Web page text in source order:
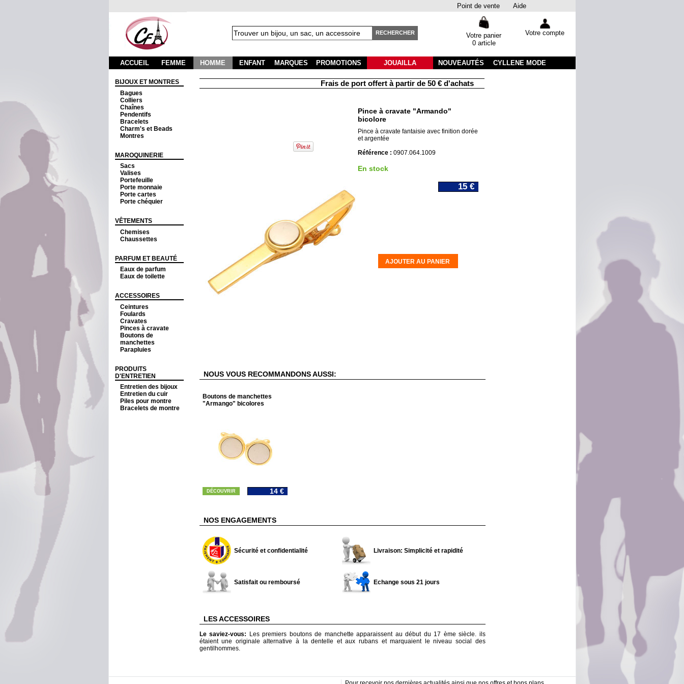
Point de vente Aide
RECHERCHER
Votre panier
0 article
Votre compte
ACCUEIL FEMME HOMME ENFANT MARQUES PROMOTIONS JOUAILLA NOUVEAUTÉS CYLLENE MODE
BIJOUX ET MONTRES
Bagues
Colliers
Chaînes
Pendentifs
Bracelets
Charm's et Beads
Montres
MAROQUINERIE
Sacs
Valises
Portefeuille
Porte monnaie
Porte cartes
Porte chéquier
VÊTEMENTS
Chemises
Chaussettes
PARFUM ET BEAUTÉ
Eaux de parfum
Eaux de toilette
ACCESSOIRES
Ceintures
Foulards
Cravates
Pinces à cravate
Boutons de
manchettes
Parapluies
PRODUITS
D'ENTRETIEN
Entretien des bijoux
Entretien du cuir
Piles pour montre
Bracelets de montre
Frais de port offert à partir de 50 € d'achats
Pince à cravate "Armando"
bicolore
Pince à cravate fantaisie avec finition dorée
et argentée
Référence : 0907.064.1009
En stock
15 €
AJOUTER AU PANIER
NOUS VOUS RECOMMANDONS AUSSI:
Boutons de manchettes
"Armango" bicolores
DÉCOUVRIR 14 €
NOS ENGAGEMENTS
Sécurité et confidentialité Livraison: Simplicité et rapidité
Satisfait ou remboursé Echange sous 21 jours
LES ACCESSOIRES
Le saviez-vous:
Les premiers boutons de manchette apparaissent au début du 17 ème siècle. ils
étaient une originale alternative à la dentelle et aux rubans et marquaient le niveau social des
gentilhommes.